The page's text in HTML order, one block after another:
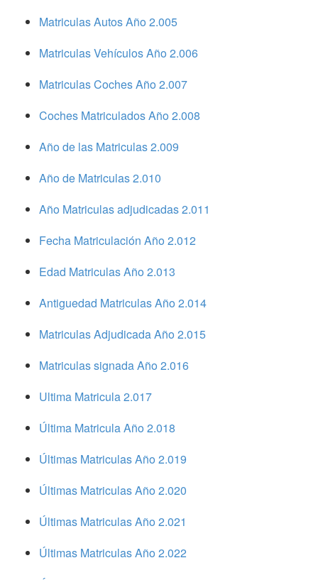
Matriculas Autos Año 2.005
Matriculas Vehículos Año 2.006
Matriculas Coches Año 2.007
Coches Matriculados Año 2.008
Año de las Matriculas 2.009
Año de Matriculas 2.010
Año Matriculas adjudicadas 2.011
Fecha Matriculación Año 2.012
Edad Matriculas Año 2.013
Antiguedad Matriculas Año 2.014
Matriculas Adjudicada Año 2.015
Matriculas signada Año 2.016
Ultima Matricula 2.017
Última Matricula Año 2.018
Últimas Matriculas Año 2.019
Últimas Matriculas Año 2.020
Últimas Matriculas Año 2.021
Últimas Matriculas Año 2.022